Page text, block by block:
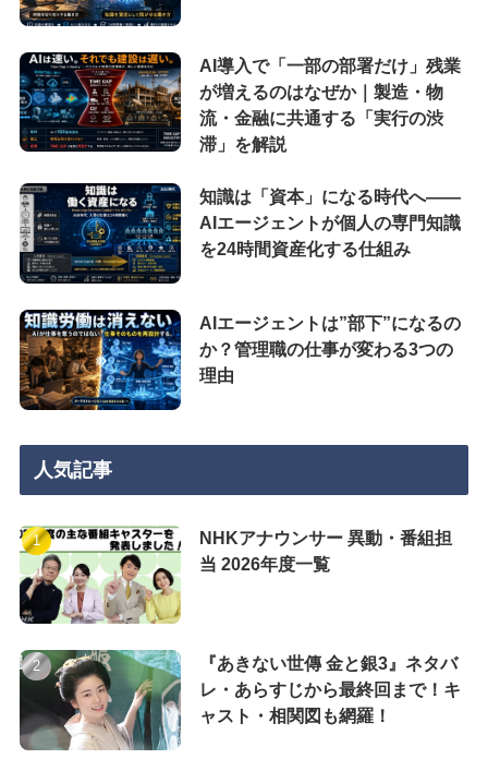
AI導入で「一部の部署だけ」残業
が増えるのはなぜか｜製造・物
流・金融に共通する「実行の渋
滞」を解説
知識は「資本」になる時代へ——
AIエージェントが個人の専門知識
を24時間資産化する仕組み
AIエージェントは”部下”になるの
か？管理職の仕事が変わる3つの
理由
人気記事
NHKアナウンサー 異動・番組担
当 2026年度一覧
『あきない世傳 金と銀3』ネタバ
レ・あらすじから最終回まで！キ
ャスト・相関図も網羅！